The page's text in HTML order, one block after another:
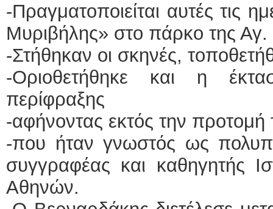
-Πραγματοποιείται αυτές τις
Μυριβήλης» στο πάρκο της Αγ.
-Στήθηκαν οι σκηνές,
-Οριοθετήθηκε και η
περίφραξης
-αφήνοντας εκτός την
-που ήταν γνωστός ως
συγγραφέας και καθηγητής
Αθηνών.